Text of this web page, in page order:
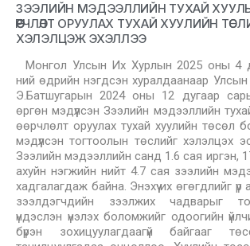
ЗЭЭЛИЙН МЭДЭЭЛЛИЙН ТУХАЙ
ӨӨРЧЛӨЛТ ОРУУЛАХ ТУХАЙ ХУУЛИЙН
ХЭЛЭЛЦЭЖ ЭХЭЛЛЭЭ
Монгол Улсын Их Хурлын 2025 оны 4
ний өдрийн нэгдсэн хуралдаанаар Улсын
Э.Батшугарын 2024 оны 12 дугаар
өргөн мэдүүлсэн Зээлийн мэдээллийн
өөрчлөлт оруулах тухай хуулийн төсөл
мэдүүлсэн тогтоолын төслийг хэлэлцэх
Зээлийн мэдээллийн санд 1.6 сая иргэн,
ахуйн нэгжийн нийт 4.7 сая зээлийн
хадгалагдаж байна. Энэхүү их өгөгдлийг
зээлдэгчдийн зээлжих чадварыг
үндэслэн үнэлэх боломжийг одоогийн
бүрэн зохицуулагдаагүй байгааг